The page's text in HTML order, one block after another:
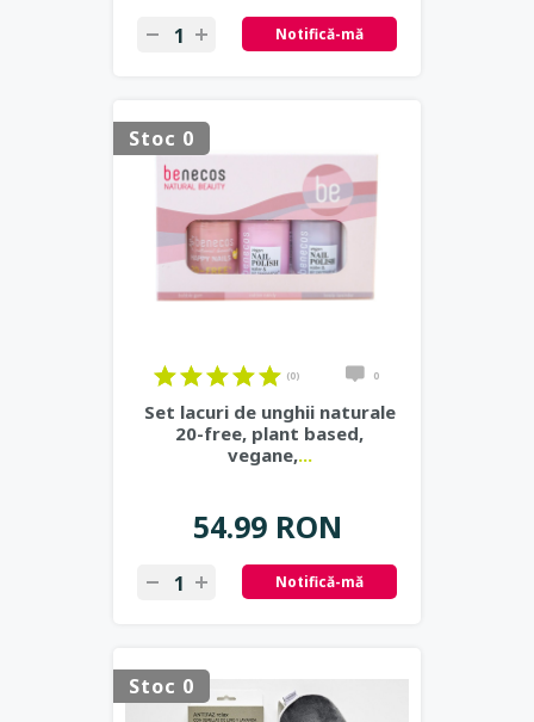
Notifică-mă
Stoc 0
(0) 0
Set lacuri de unghii naturale
20-free, plant based,
vegane,...
54.99 RON
Notifică-mă
Stoc 0